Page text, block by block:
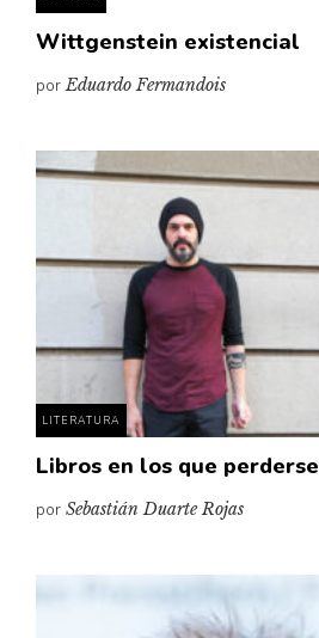
Wittgenstein existencial
porEduardo Fermandois
LITERATURA
Libros en los que perderse
por Sebastián Duarte Rojas